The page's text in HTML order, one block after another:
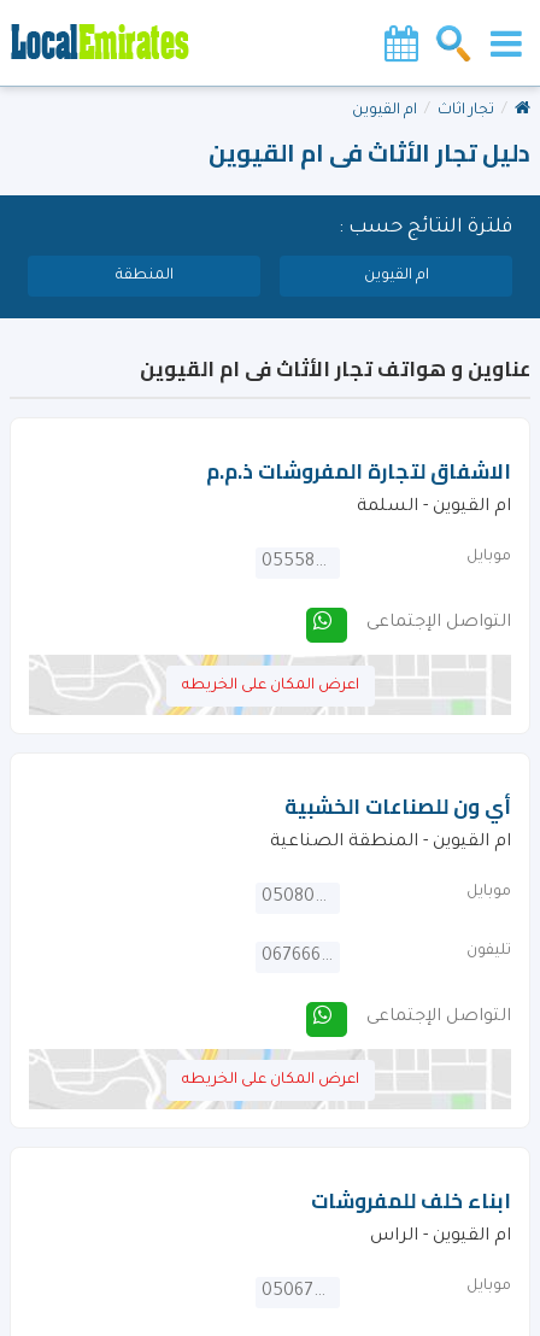
تجار اثاث ام القيوين
دليل تجار الأثاث فى ام القيوين
فلترة النتائج حسب :
ام القيوين المنطقة
عناوين و هواتف تجار الأثاث فى ام القيوين
الاشفاق لتجارة المفروشات ذ.م.م
ام القيوين - السلمة
موبايل 0555833808
التواصل الإجتماعى
اعرض المكان على الخريطه
أي ون للصناعات الخشبية
ام القيوين - المنطقة الصناعية
موبايل 0508047370
تليفون 067666462
التواصل الإجتماعى
اعرض المكان على الخريطه
ابناء خلف للمفروشات
ام القيوين - الراس
موبايل 0506795178